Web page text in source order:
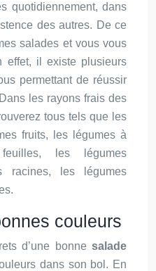
quotidiennement, dans
des autres. De ce
salades et vous vous
effet, il existe plusieurs
permettant de réussir
les rayons frais des
tous tels que les
fruits, les légumes à
les légumes
racines, les légumes
couleurs
d’une bonne salade
dans son bol. En